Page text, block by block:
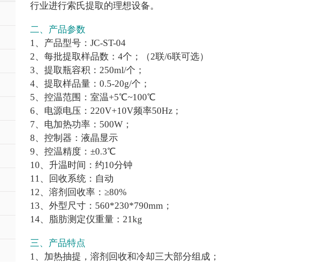
行业进行索氏提取的理想设备。
二、产品参数
1、产品型号：JC-ST-04
2、每批提取样品数：4个；（2联/6联可选）
3、提取瓶容积：250ml/个；
4、提取样品量：0.5-20g/个；
5、控温范围：室温+5℃~100℃
6、电源电压：220V+10V频率50Hz；
7、电加热功率：500W；
8、控制器：液晶显示
9、控温精度：±0.3℃
10、升温时间：约10分钟
11、回收系统：自动
12、溶剂回收率：≥80%
13、外型尺寸：560*230*790mm；
14、脂肪测定仪重量：21kg
三、产品特点
1、加热抽提，溶剂回收和冷却三大部分组成；